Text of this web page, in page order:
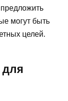
могут быть
целей.
для